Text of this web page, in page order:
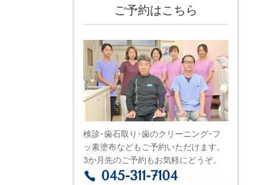
ご予約はこちら
検診･歯石取り･歯のクリーニング･フ
ッ素塗布などもご予約いただけます。
3か月先のご予約もお気軽にどうぞ。
045-311-7104